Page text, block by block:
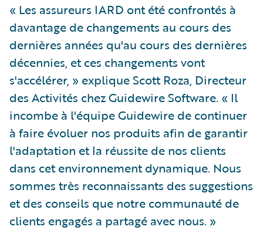
« Les assureurs IARD ont été confrontés à
davantage de changements au cours des
dernières années qu'au cours des dernières
décennies, et ces changements vont
s'accélérer, » explique Scott Roza, Directeur
des Activités chez Guidewire Software. « Il
incombe à l'équipe Guidewire de continuer
à faire évoluer nos produits afin de garantir
l'adaptation et la réussite de nos clients
dans cet environnement dynamique. Nous
sommes très reconnaissants des suggestions
et des conseils que notre communauté de
clients engagés a partagé avec nous. »